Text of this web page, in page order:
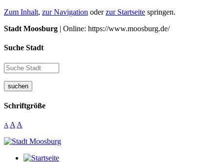
Zum Inhalt, zur Navigation oderzur Startseite springen.
Stadt Moosburg | Online: https://www.moosburg.de/
Suche Stadt
suchen
Schriftgröße
A A A